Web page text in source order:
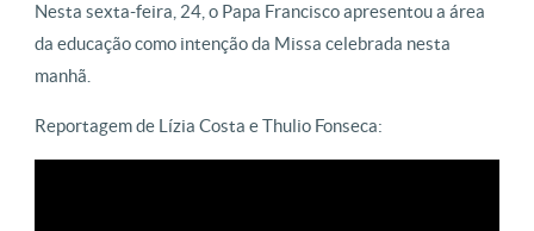
Nesta sexta-feira, 24, o Papa Francisco apresentou a área
da educação como intenção da Missa celebrada nesta
manhã.
Reportagem de Lízia Costa e Thulio Fonseca: